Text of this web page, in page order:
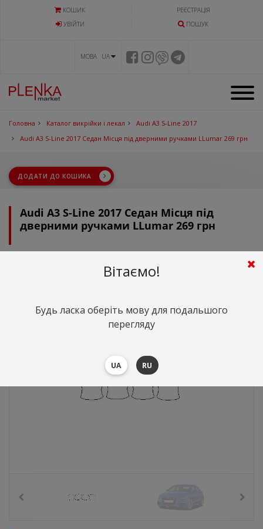
КОШИК
РЕЄСТРАЦІЯ
УВIЙТИ
ПОШУК
МОВА UA
Головна Каталог викрійки і лекал
Audi A3 S-Line 2017
Audi A3 S-Line 2017 Седан Місця під дверними ручками LLumar 269 грн
ДОДАТИ ДО КОШИКА
Audi A3 S-Line 2017 Седан Місця під
дверними ручками LLumar 269 грн
грн.
Вітаємо!
Будь ласка оберіть мову для подальшого
перегляду
UA RU